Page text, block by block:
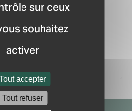
sur ceux
souhaitez
activer
Tout accepter
Tout refuser
pour ne manquer aucune
du marché.